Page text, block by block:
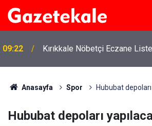
09:22 Kırıkkale Nöbetçi Eczane
Anasayfa Spor Hububat
Hububat depoları